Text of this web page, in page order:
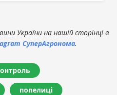
України на нашій сторінці в
СуперАгронома.
попелиці